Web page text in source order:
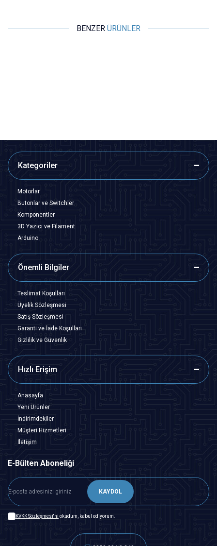
BENZER ÜRÜNLER
Kategoriler
Motorlar
Butonlar ve Switchler
Komponentler
3D Yazıcı ve Filament
Arduino
Önemli Bilgiler
Teslimat Koşulları
Üyelik Sözleşmesi
Satış Sözleşmesi
Garanti ve İade Koşulları
Gizlilik ve Güvenlik
Hızlı Erişim
Anasayfa
Yeni Ürünler
İndirimdekiler
Müşteri Hizmetleri
İletişim
E-Bülten Aboneliği
KAYDOL
KVKK Sözleşmesi'ni okudum, kabul ediyorum.